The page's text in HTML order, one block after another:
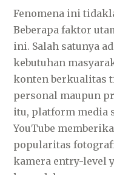
Fenomena ini
Beberapa faktor
ini. Salah satunya
kebutuhan
konten berkualitas
personal maupun
itu, platform media
YouTube
popularitas
kamera entry-level